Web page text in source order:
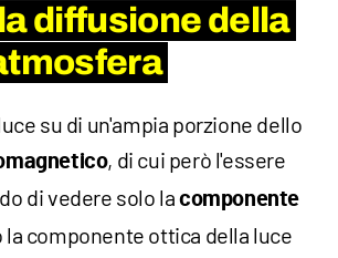
diffusione della
su di un'ampia porzione dello
, di cui però l'essere
di vedere solo lacomponente
la componente ottica della luce